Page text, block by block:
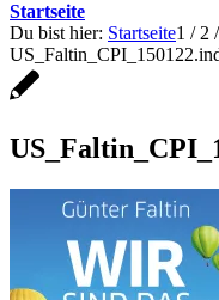
Startseite
Du bist hier: Startseite1 / 2 /